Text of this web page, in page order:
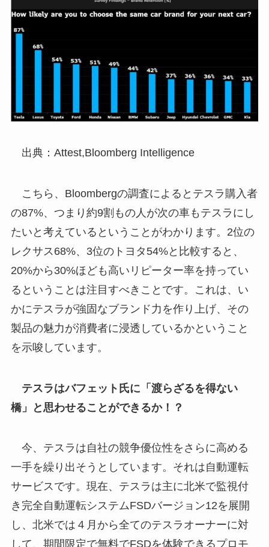
出典：Attest,Bloomberg Intelligence
こちら、Bloombergの調査によるとテスラ購入者
の87%、つまり約9割もの人が次の車もテスラにし
たいと考えているということがわかります。2位の
レクサス68%、3位のトヨタ54%と比較すると、
20%から30%ほども高いリピーター率を持ってい
るということは注目すべきことです。これは、い
かにテスラが強固なブランド力を作り上げ、その
製品の魅力が消費者に浸透しているかということ
を示唆しています。
テスラはバフェット氏に「渡らざるを得ない
橋」と思わせることができるか！？
今、テスラは自社の競争優位性をさらに高める
一手を繰り出そうとしています。それは自動運転
サービスです。現在、テスラは主に北米で監視付
き完全自動運転システムFSDバージョン12を展開
し、北米では４月から全てのテスラオーナーに対
して、期間限定で無料でFSDを体験できるプロモ